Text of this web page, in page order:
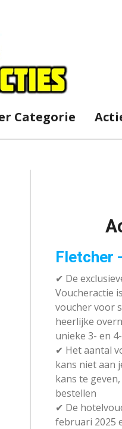
Categorie
Fletcher
✔ De
Voucheractie
voucher voor
heerlijke
unieke 3- en
✔ Het aantal
kans niet aan
kans te
bestellen
✔ De
februari 2025